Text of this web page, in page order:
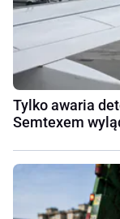
Tylko awaria
Semtexem